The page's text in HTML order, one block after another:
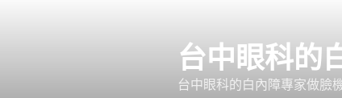
台中眼科的
台中眼科的白內障專家做臉